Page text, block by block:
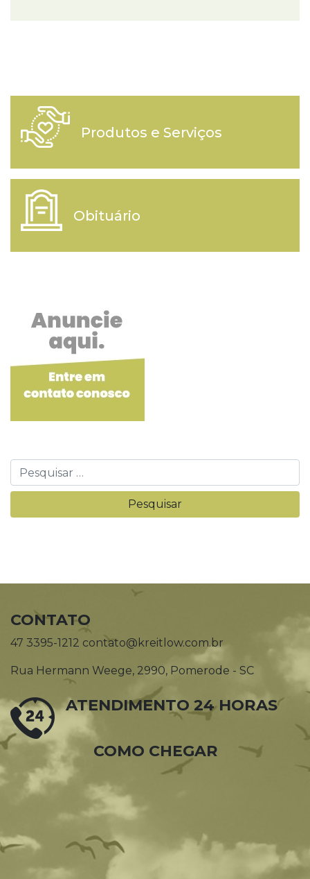
Produtos e Serviços
Obituário
CONTATO
47 3395-1212 contato@kreitlow.com.br
Rua Hermann Weege, 2990, Pomerode - SC
ATENDIMENTO 24 HORAS
COMO CHEGAR